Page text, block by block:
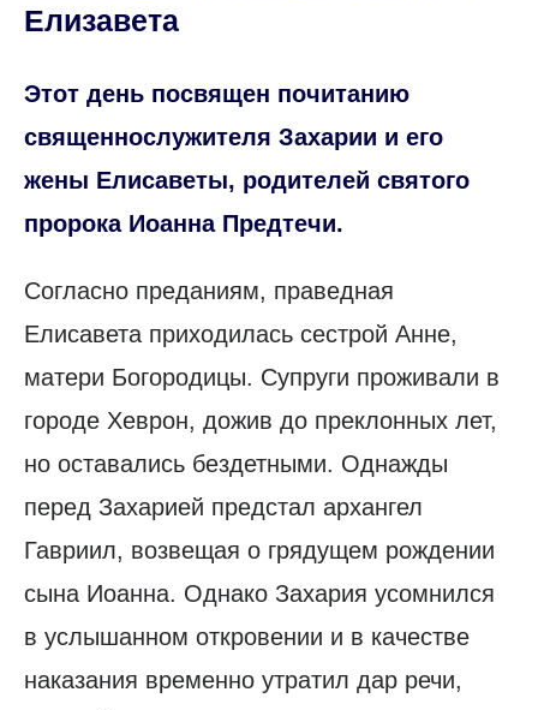
Елизавета
Этот день посвящен почитанию
священнослужителя Захарии и его
жены Елисаветы, родителей святого
пророка Иоанна Предтечи.
Согласно преданиям, праведная
Елисавета приходилась сестрой Анне,
матери Богородицы. Супруги проживали в
городе Хеврон, дожив до преклонных лет,
но оставались бездетными. Однажды
перед Захарией предстал архангел
Гавриил, возвещая о грядущем рождении
сына Иоанна. Однако Захария усомнился
в услышанном откровении и в качестве
наказания временно утратил дар речи,